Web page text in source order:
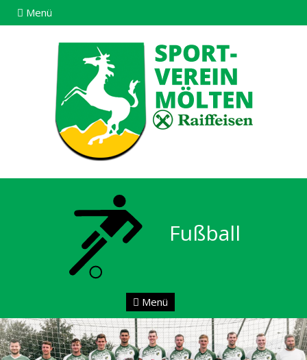
Menü
Fußball
Menü